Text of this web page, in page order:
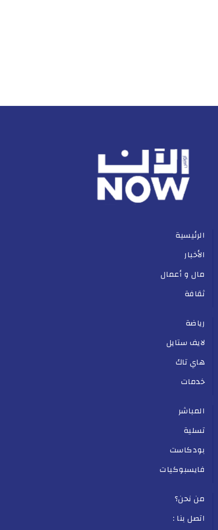
الرئيسية
الأخبار
مال و أعمال
ثقافة
رياضة
لايف ستايل
هاي تاك
خدمات
المباشر
تسلية
بودكاست
فايسبوكيات
من نحن؟
اتصل بنا :